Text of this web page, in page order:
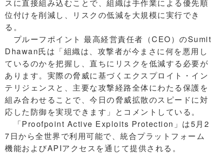
スに直接組み込むことで、組織は手作業による優先順
位付けを削減し、リスクの低減を大規模に実行でき
る。
プルーフポイント 最高経営責任者（CEO）のSumit
Dhawan氏は「組織は、攻撃者が今まさに何を悪用し
ているのかを把握し、直ちにリスクを低減する必要が
あります。実際の脅威に基づくエクスプロイト・イン
テリジェンスと、主要な攻撃経路全体にわたる保護を
組み合わせることで、今日の脅威拡散のスピードに対
応した防御を実現できます」とコメントしている。
「Proofpoint Active Exploits Protection」は5月2
7日から全世界で利用可能で、統合プラットフォーム
機能およびAPIアクセスを通じて提供される。